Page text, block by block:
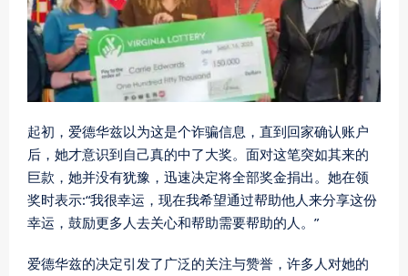
起初，爱德华兹以为这是个诈骗信息，直到回家确认账户
后，她才意识到自己真的中了大奖。面对这笔突如其来的
巨款，她并没有犹豫，迅速决定将全部奖金捐出。她在领
奖时表示:“我很幸运，现在我希望通过帮助他人来分享这份
幸运，鼓励更多人去关心和帮助需要帮助的人。”
爱德华兹的决定引发了广泛的关注与赞誉，许多人对她的